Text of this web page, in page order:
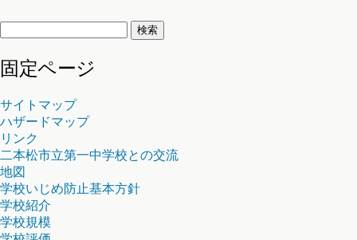
検
固定ページ
サイトマップ
ハザードマップ
リンク
二本松市立第一中学校との交流
地図
学校いじめ防止基本方針
学校紹介
学校規模